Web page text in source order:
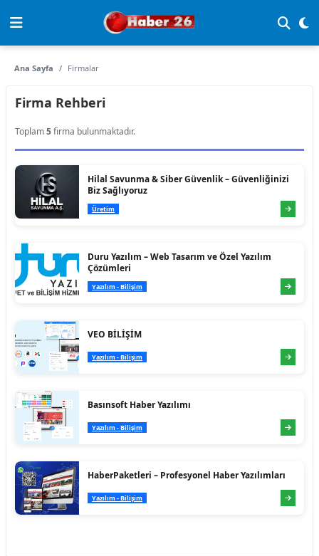
Ana Sayfa Firmalar
Firma Rehberi
Toplam5firma bulunmaktadır.
Hilal Savunma & Siber Güvenlik – Güvenliğinizi
Biz Sağlıyoruz
Üretim
Duru Yazılım – Web Tasarım ve Özel Yazılım
Çözümleri
Yazılım - Bilişim
VEO BİLİŞİM
Yazılım - Bilişim
Basınsoft Haber Yazılımı
Yazılım - Bilişim
HaberPaketleri – Profesyonel Haber Yazılımları
Yazılım - Bilişim